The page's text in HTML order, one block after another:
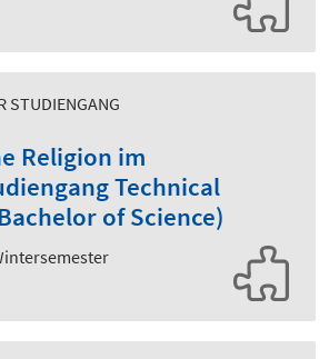
STUDIENGANG
Religion im
Technical
of Science)